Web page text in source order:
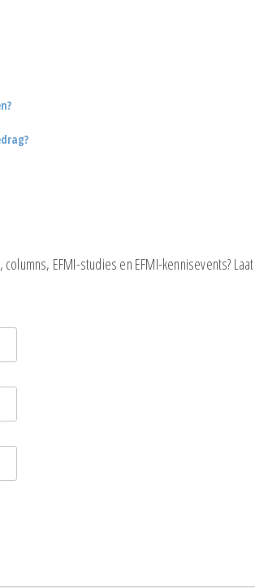
EFMI-studies en EFMI-kennisevents? Laat